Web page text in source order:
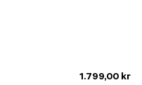
1.799,00 kr